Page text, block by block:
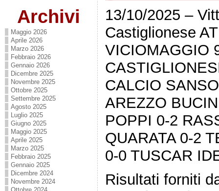
Archivi
Maggio 2026
Aprile 2026
Marzo 2026
Febbraio 2026
Gennaio 2026
Dicembre 2025
Novembre 2025
Ottobre 2025
Settembre 2025
Agosto 2025
Luglio 2025
Giugno 2025
Maggio 2025
Aprile 2025
Marzo 2025
Febbraio 2025
Gennaio 2025
Dicembre 2024
Novembre 2024
13/10/2025 –
Castiglionese
VICIOMAGGIO
CALCIO
AREZZO
POPPI 0-2
QUARATA 0-2
0-0 TUSCAR
Risultati forniti